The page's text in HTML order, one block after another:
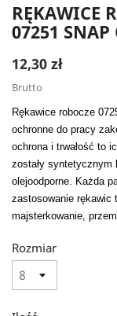
RĘKAWICE
07251 SNAP
12,30 zł
Brutto
Rękawice robocze
ochronne do pracy
ochrona i trwałość to
zostały syntetycznym
olejoodporne. Każda
zastosowanie rękawic
majsterkowanie,
Rozmiar